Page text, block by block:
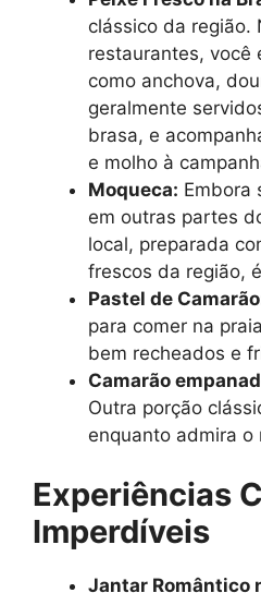
clássico da região.
restaurantes, você
como anchova,
geralmente
brasa, e
e molho à
Moqueca: Embora
em outras partes
local, preparada
frescos da região,
Pastel de
para comer na
bem recheados e
Camarão
Outra porção
enquanto admira o
Experiências
Imperdíveis
Jantar Romântico